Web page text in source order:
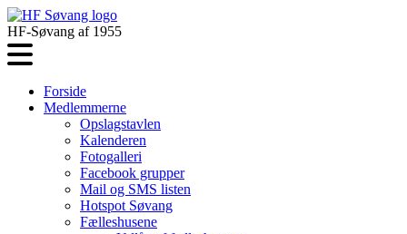
HF-Søvang af 1955
Forside
Medlemmerne
Opslagstavlen
Kalenderen
Fotogalleri
Facebook grupper
Mail og SMS listen
Hotspot Søvang
Fælleshusene